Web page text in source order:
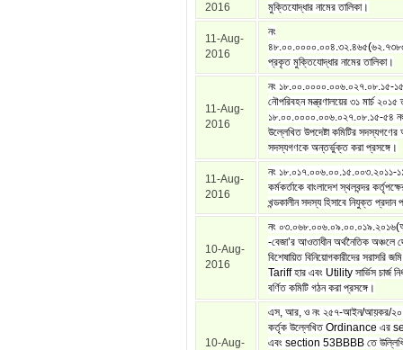
2016
মুক্তিযোদ্ধার নামের তালিকা।
11-Aug-
2016
নং
প্রকৃত মুক্তিযোদ্ধার নামের তালিকা।
11-Aug-
2016
নং ১৮.০০.০০০০.০০৬.০২৭.০৮.১৫-
নৌপরিবহন মন্ত্রণালয়ের ৩১ মার্চ ২০১৫
১৮.০০.০০০০.০০৬.০২৭.০৮.১৫-৫৪ নং
উল্লেখিত উপদেষ্টা কমিটির সদস্যগণের
সদস্যগণকে অন্তর্ভুক্ত করা প্রসঙ্গে।
11-Aug-
2016
নং ১৮.০১৭.০০৬.০০.১৫.০০৩.২০১১-
কর্মকর্তাকে বাংলাদেশ স্থলবন্দর
খন্ডকালীন সদস্য হিসাবে নিযুক্ত প্রদান
10-Aug-
2016
নং
-বেজা’র আওতাধীন অর্থনৈতিক অঞ্চলে
বিশেষায়িত বিনিয়োগকারীদের সরাসরি
Tariff হার এবং Utility সার্ভিস চার্জ
বর্ণিত কমিটি গঠন করা প্রসঙ্গে।
10-Aug-
এস, আর, ও নং ২৫৭-আইন/আয়কর/
কর্তৃক উল্লেখিত Ordinance এর
এবং section 53BBBB তে